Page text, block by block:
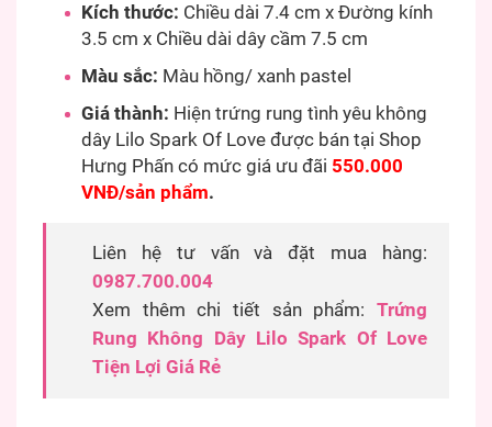
Kích thước: Chiều dài 7.4 cm x Đường kính
3.5 cm x Chiều dài dây cầm 7.5 cm
Màu sắc: Màu hồng/ xanh pastel
Giá thành: Hiện trứng rung tình yêu không
dây Lilo Spark Of Love được bán tại Shop
Hưng Phấn có mức giá ưu đãi 550.000
VNĐ/sản phẩm.
Liên hệ tư vấn và đặt mua hàng:
0987.700.004
Xem thêm chi tiết sản phẩm: Trứng
Rung Không Dây Lilo Spark Of Love
Tiện Lợi Giá Rẻ